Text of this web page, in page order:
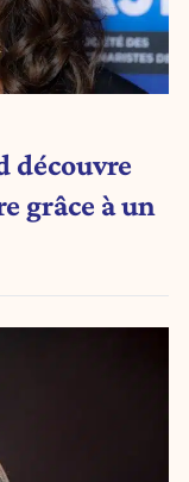
découvre
grâce à un